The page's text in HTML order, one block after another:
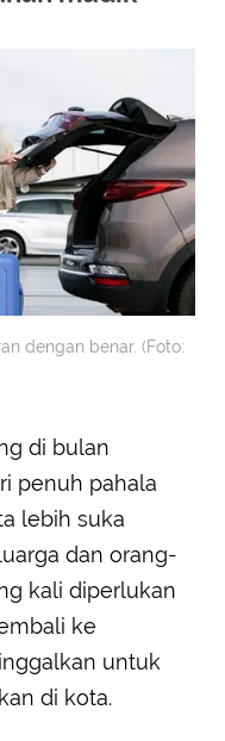
dengan benar. (Foto:
di bulan
penuh pahala
lebih suka
dan orang-
kali diperlukan
ke
untuk
di kota.